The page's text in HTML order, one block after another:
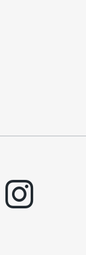
instagram